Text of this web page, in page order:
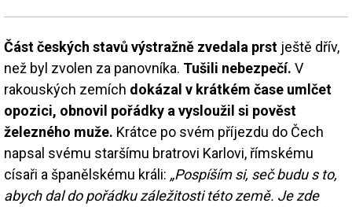
Část českých stavů výstražně zvedala prst ještě dřív,
než byl zvolen za panovníka. Tušili nebezpečí. V
rakouských zemích dokázal v krátkém čase umlčet
opozici, obnovil pořádky a vysloužil si pověst
železného muže. Krátce po svém příjezdu do Čech
napsal svému staršímu bratrovi Karlovi, římskému
císaři a španělskému králi: „Pospíším si, seč budu s to,
abych dal do pořádku záležitosti této země. Je zde